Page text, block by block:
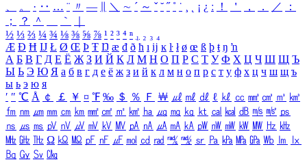
、
。 · ‥ … ¨ 〃 ― ＼ ∼ ´ ～ ˇ ˘ ˝ ˚ ˙ ¸ ¡ ¿ ː ！ ＇ ， ． ／
：
；
？ ＾ ｀
½ ⅓ ⅔ ¼ ¾ ⅛ ⅜ ⅝ ⅞ ¹ ² ³ ⁴ ⁿ ₁ ₂ ₃ ₄
Æ Ð Ħ Ĳ Ł Ø Œ Þ Ŧ Ŋ æ đ ð ħ ı ĳ ĸ ŀ ł ø œ ß þ ŧ ŋ ŉ
А Б В Г Д Е Ё Ж З И Й К Л М Н О П Р С Т У Ф Х Ц Ч Ш Щ Ъ
Ы Ь Э Ю Я а б в г д е ё ж з и й к л м н о п р с т у ф х ц ч ш щ ъ
ы ь э ю я
′ ″ ℃ Å ￠ ￡ ￥ ¤ ℉ ‰ ＄ ％ Ｆ ￦ ㎕ ㎖ ㎗ ℓ ㎘ ㏄ ㎣ ㎤ ㎥ ㎦
㎙ ㎚ ㎛ ㎜ ㎝ ㎞ ㎟ ㎠ ㎡ ㎢ ㏊ ㎍ ㎎ ㎏ ㏏ ㎈ ㎉ ㏈ ㎧ ㎨ ㎰
㎱ ㎲ ㎳ ㎴ ㎵ ㎶ ㎷ ㎸ ㎹ ㎀ ㎁ ㎂ ㎃ ㎄ ㎺ ㎻ ㎽ ㎾ ㎿ ㎐ ㎑
㎒ ㎓ ㎔ Ω ㏀ ㏁ ㎊ ㎋ ㎌ ㏖ ㏅ ㎭ ㎮ ㎯ ㏛ ㎩ ㎪ ㎫ ㎬ ㏝ ㏐
㏓
㏃ ㏉ ㏜ ㏆